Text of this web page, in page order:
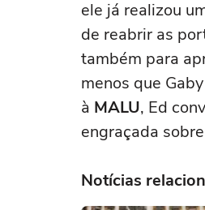
ele já realizou
de reabrir as
também para
menos que
à MALU, Ed
engraçada
Notícias